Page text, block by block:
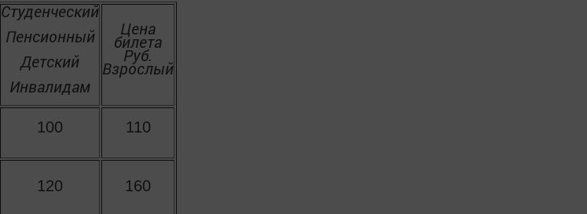
Студенческий
Пенсионный
Детский
Инвалидам
Цена
билета
Руб.
Взрослый
100 110
120 160